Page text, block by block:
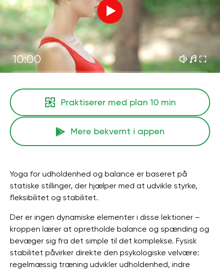
10:00
Praktiserer med plan 10 min
Mere bekvemt i appen
Yoga for udholdenhed og balance er baseret på
statiske stillinger, der hjælper med at udvikle styrke,
fleksibilitet og stabilitet.
Der er ingen dynamiske elementer i disse lektioner –
kroppen lærer at opretholde balance og spænding og
bevæger sig fra det simple til det komplekse. Fysisk
stabilitet påvirker direkte den psykologiske velvære:
regelmæssig træning udvikler udholdenhed, indre